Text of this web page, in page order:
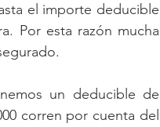
el importe deducible
Por esta razón mucha
un deducible de
corren por cuenta del